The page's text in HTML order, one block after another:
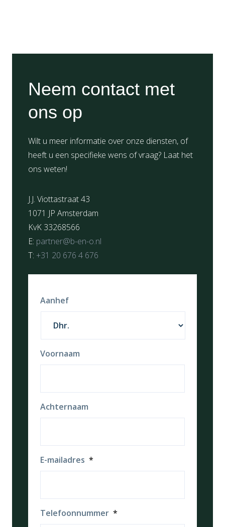
Neem contact met
ons op
Wilt u meer informatie over onze diensten, of
heeft u een specifieke wens of vraag? Laat het
ons weten!
J.J. Viottastraat 43
1071 JP Amsterdam
KvK 33268566
E: partner@b-en-o.nl
T: +31 20 676 4 676
Aanhef
Voornaam
Achternaam
E-mailadres *
Telefoonnummer *